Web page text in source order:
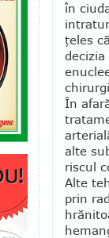
în
ţeles
În
alte
riscul
Alte
prin